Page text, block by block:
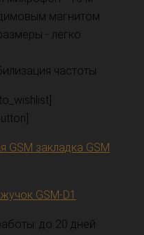
магнитом
- легко
частоты
GSM-D1
до 20 дней